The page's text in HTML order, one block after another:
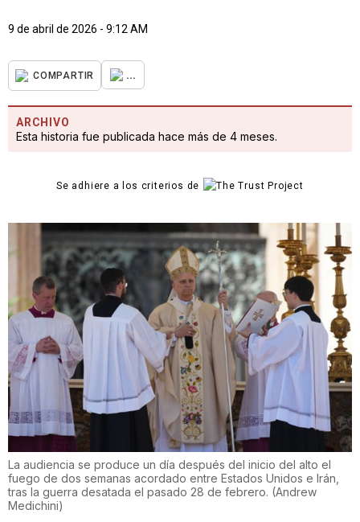
9 de abril de 2026 - 9:12 AM
COMPARTIR ...
ARCHIVO
Esta historia fue publicada hace más de 4 meses.
Se adhiere a los criterios de
La audiencia se produce un día después del inicio del alto el
fuego de dos semanas acordado entre Estados Unidos e Irán,
tras la guerra desatada el pasado 28 de febrero. (Andrew
Medichini)